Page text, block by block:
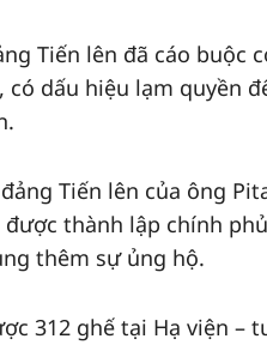
Tiến lên đã cáo buộc
dấu hiệu lạm quyền
Tiến lên của ông
thành lập chính
thêm sự ủng hộ.
312 ghế tại Hạ viện –